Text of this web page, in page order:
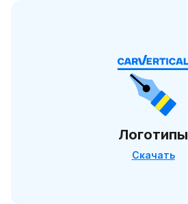
Логотипы
Скачать